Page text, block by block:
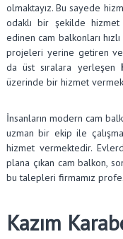
olmaktayız. Bu sayede
odaklı bir şekilde
edinen cam balkonları
projeleri yerine getiren
da üst sıralara yerleşen
üzerinde bir hizmet
İnsanların modern cam
uzman bir ekip ile
hizmet vermektedir.
plana çıkan cam balkon,
bu talepleri firmamız
Kazım